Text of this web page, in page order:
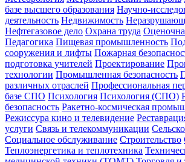
базе высшего образования Научно-
деятельность Недвижимость
Нефтегазовое дело Охрана труда
Педагогика Пищевая промышленность
сооружения и лифты Пожарная
подготовка учителей Проектирование
технологии Промышленная безопасность
различных отраслей Профессиональная
базе СПО Психология Психология (СПО)
безопасность Ракетно-космическая
Режиссура кино и телевидение
услуги Связь и телекоммуникации
Социальное обслуживание Строительство
Теплоэнергетика и теплотехника